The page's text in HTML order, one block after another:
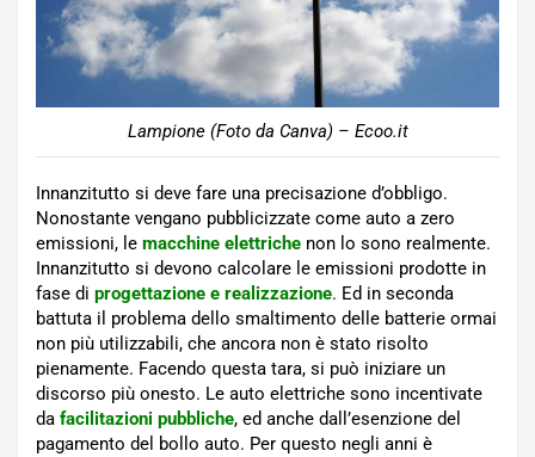
Lampione (Foto da Canva) – Ecoo.it
Innanzitutto si deve fare una precisazione d’obbligo.
Nonostante vengano pubblicizzate come auto a zero
emissioni, le macchine elettriche non lo sono realmente.
Innanzitutto si devono calcolare le emissioni prodotte in
fase di progettazione e realizzazione. Ed in seconda
battuta il problema dello smaltimento delle batterie ormai
non più utilizzabili, che ancora non è stato risolto
pienamente. Facendo questa tara, si può iniziare un
discorso più onesto. Le auto elettriche sono incentivate
da facilitazioni pubbliche, ed anche dall’esenzione del
pagamento del bollo auto. Per questo negli anni è